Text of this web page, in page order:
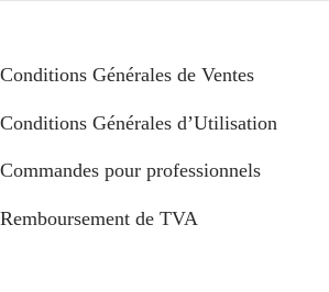
Conditions Générales de Ventes
Conditions Générales d’Utilisation
Commandes pour professionnels
Remboursement de TVA